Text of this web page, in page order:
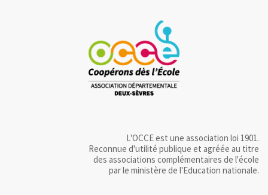
L'OCCE est une association loi 1901.
Reconnue d'utilité publique et agréée au titre
des associations complémentaires de l'école
par le ministère de l'Education nationale.